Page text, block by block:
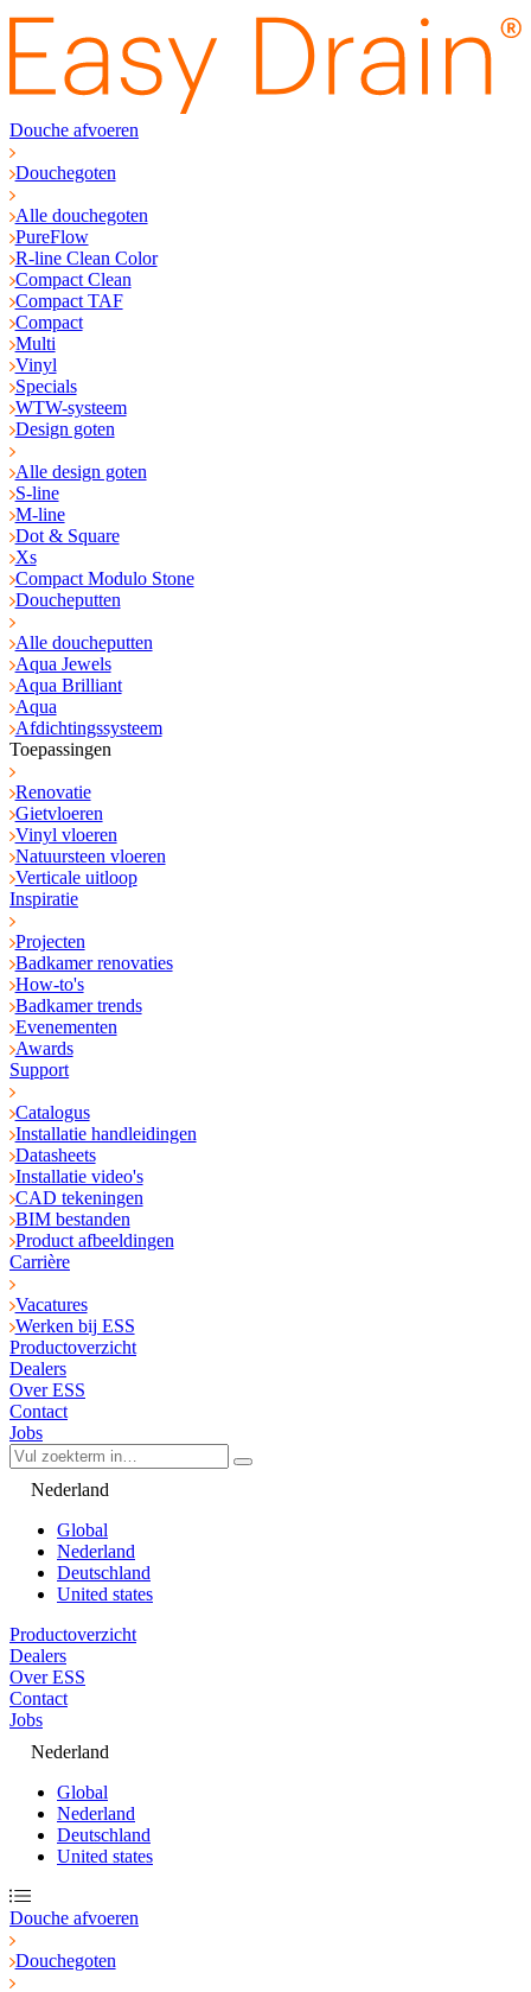
Douche afvoeren
Douchegoten
Alle douchegoten
PureFlow
R-line Clean Color
Compact Clean
Compact TAF
Compact
Multi
Vinyl
Specials
WTW-systeem
Design goten
Alle design goten
S-line
M-line
Dot & Square
Xs
Compact Modulo Stone
Doucheputten
Alle doucheputten
Aqua Jewels
Aqua Brilliant
Aqua
Afdichtingssysteem
Toepassingen
Renovatie
Gietvloeren
Vinyl vloeren
Natuursteen vloeren
Verticale uitloop
Inspiratie
Projecten
Badkamer renovaties
How-to's
Badkamer trends
Evenementen
Awards
Support
Catalogus
Installatie handleidingen
Datasheets
Installatie video's
CAD tekeningen
BIM bestanden
Product afbeeldingen
Carrière
Vacatures
Werken bij ESS
Productoverzicht
Dealers
Over ESS
Contact
Jobs
Nederland
Global
Nederland
Deutschland
United states
Productoverzicht
Dealers
Over ESS
Contact
Jobs
Nederland
Global
Nederland
Deutschland
United states
Douche afvoeren
Douchegoten